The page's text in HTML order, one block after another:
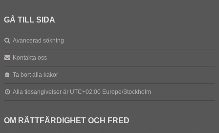
GÅ TILL SIDA
Avancerad sökning
Kontakta oss
Ta bort alla kakor
Alla tidsangivelser är UTC+02:00 Europe/Stockholm
OM RÄTTFÄRDIGHET OCH FRED